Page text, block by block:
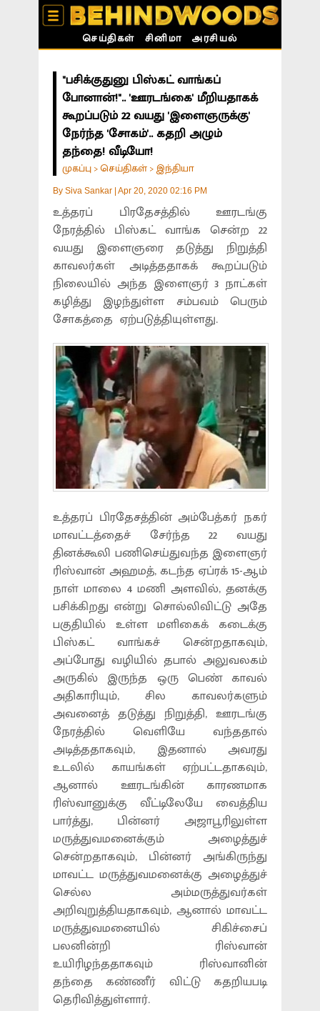
செய்திகள் சினிமா அரசியல்
"பசிக்குதுனு பிஸ்கட் வாங்கப்
போனான்!".. 'ஊரடங்கை' மீறியதாகக்
கூறப்படும் 22 வயது 'இளைஞருக்கு'
நேர்ந்த 'சோகம்'.. கதறி அழும்
தந்தை! வீடியோ!
முகப்பு >செய்திகள் > இந்தியா
By Siva Sankar Apr 20, 2020 02:16 PM
உத்தரப் பிரதேசத்தில் ஊரடங்கு
நேரத்தில் பிஸ்கட் வாங்க சென்ற 22
வயது இளைஞரை தடுத்து நிறுத்தி
காவலர்கள் அடித்ததாகக் கூறப்படும்
நிலையில் அந்த இளைஞர் 3 நாட்கள்
கழித்து இழந்துள்ள சம்பவம் பெரும்
சோகத்தை ஏற்படுத்தியுள்ளது.
உத்தரப் பிரதேசத்தின் அம்பேத்கர் நகர்
மாவட்டத்தைச் சேர்ந்த 22 வயது
தினக்கூலி பணிசெய்துவந்த இளைஞர்
ரிஸ்வான் அஹமத், கடந்த ஏப்ரக் 15-ஆம்
நாள் மாலை 4 மணி அளவில், தனக்கு
பசிக்கிறது என்று சொல்லிவிட்டு அதே
பகுதியில் உள்ள மளிகைக் கடைக்கு
பிஸ்கட் வாங்கச் சென்றதாகவும்,
அப்போது வழியில் தபால் அலுவலகம்
அருகில் இருந்த ஒரு பெண் காவல்
அதிகாரியும், சில காவலர்களும்
அவனைத் தடுத்து நிறுத்தி, ஊரடங்கு
நேரத்தில் வெளியே வந்ததால்
அடித்ததாகவும், இதனால் அவரது
உடலில் காயங்கள் ஏற்பட்டதாகவும்,
ஆனால் ஊரடங்கின் காரணமாக
ரிஸ்வானுக்கு வீட்டிலேயே வைத்திய
பார்த்து, பின்னர் அஜாபூரிலுள்ள
மருத்துவமனைக்கும் அழைத்துச்
சென்றதாகவும், பின்னர் அங்கிருந்து
மாவட்ட மருத்துவமனைக்கு அழைத்துச்
செல்ல அம்மருத்துவர்கள்
அறிவுறுத்தியதாகவும், ஆனால் மாவட்ட
மருத்துவமனையில் சிகிச்சைப்
பலனின்றி ரிஸ்வான்
உயிரிழந்ததாகவும் ரிஸ்வானின்
தந்தை கண்ணீர் விட்டு கதறியபடி
தெரிவித்துள்ளார்.